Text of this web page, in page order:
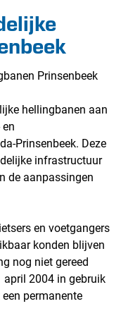
Prinsenbeek
hellingbanen aan
Prinsenbeek. Deze
infrastructuur
de aanpassingen
en voetgangers
konden blijven
nog niet gereed
2004 in gebruik
permanente